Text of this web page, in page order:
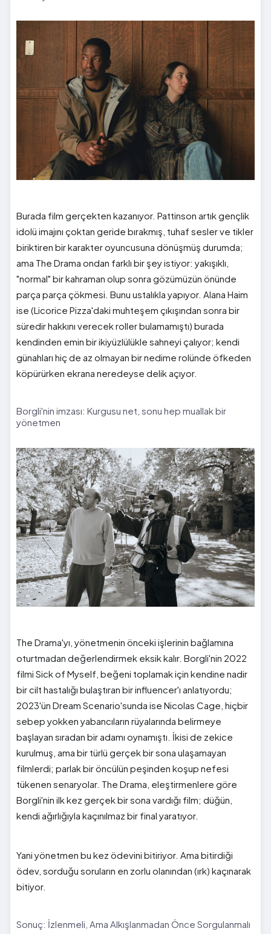
Burada film gerçekten kazanıyor. Pattinson artık gençlik
idolü imajını çoktan geride bırakmış, tuhaf sesler ve tikler
biriktiren bir karakter oyuncusuna dönüşmüş durumda;
ama The Drama ondan farklı bir şey istiyor: yakışıklı,
"normal" bir kahraman olup sonra gözümüzün önünde
parça parça çökmesi. Bunu ustalıkla yapıyor. Alana Haim
ise (Licorice Pizza'daki muhteşem çıkışından sonra bir
süredir hakkını verecek roller bulamamıştı) burada
kendinden emin bir ikiyüzlülükle sahneyi çalıyor; kendi
günahları hiç de az olmayan bir nedime rolünde öfkeden
köpürürken ekrana neredeyse delik açıyor.
Borgli'nin imzası: Kurgusu net, sonu hep muallak bir
yönetmen
The Drama'yı, yönetmenin önceki işlerinin bağlamına
oturtmadan değerlendirmek eksik kalır. Borgli'nin 2022
filmi Sick of Myself, beğeni toplamak için kendine nadir
bir cilt hastalığı bulaştıran bir influencer'ı anlatıyordu;
2023'ün Dream Scenario'sunda ise Nicolas Cage, hiçbir
sebep yokken yabancıların rüyalarında belirmeye
başlayan sıradan bir adamı oynamıştı. İkisi de zekice
kurulmuş, ama bir türlü gerçek bir sona ulaşamayan
filmlerdi; parlak bir öncülün peşinden koşup nefesi
tükenen senaryolar. The Drama, eleştirmenlere göre
Borgli'nin ilk kez gerçek bir sona vardığı film; düğün,
kendi ağırlığıyla kaçınılmaz bir final yaratıyor.
Yani yönetmen bu kez ödevini bitiriyor. Ama bitirdiği
ödev, sorduğu soruların en zorlu olanından (ırk) kaçınarak
bitiyor.
Sonuç: İzlenmeli, Ama Alkışlanmadan Önce Sorgulanmalı